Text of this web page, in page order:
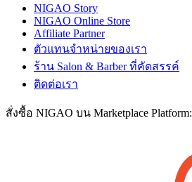
NIGAO Story
NIGAO Online Store
Affiliate Partner
ตัวแทนจำหน่ายของเรา
ร้าน Salon & Barber ที่คัดสรรค์
ติดต่อเรา
สั่งซื้อ NIGAO บน Marketplace Platform: